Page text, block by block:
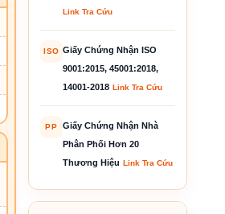
Link Tra Cứu
ISO Giấy Chứng Nhận ISO
9001:2015, 45001:2018,
14001-2018 Link Tra Cứu
PP
Giấy Chứng Nhận Nhà
Phân Phối Hơn 20
Thương Hiệu Link Tra Cứu